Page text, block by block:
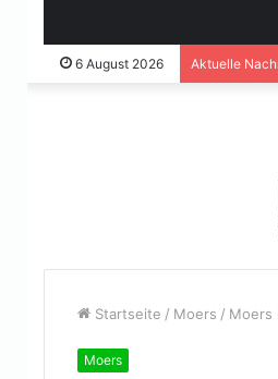
6 August 2026 Aktuelle
Startseite / Moers / Moers
Moers